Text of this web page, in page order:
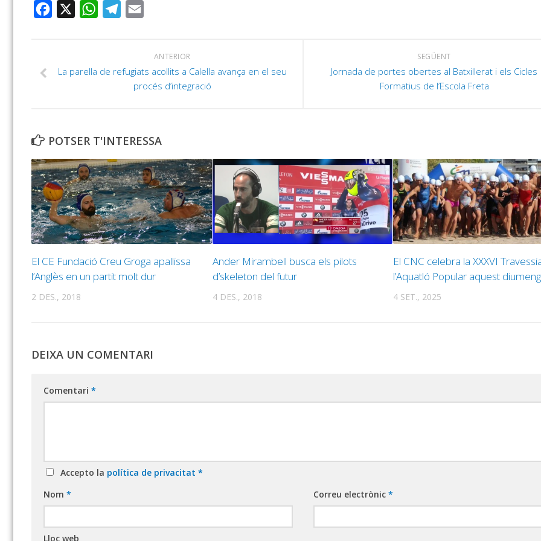
FACEBOOK WHATSAPPTELEGRAM
SEGÜENT
Jornada de portes obertes al Batxillerat i els Cicles
Formatius de l’Escola Freta
ANTERIOR
La parella de refugiats acollits a Calella avança en el seu
procés d’integració
POTSER T'INTERESSA
El CE Fundació Creu Groga apallissa
l’Anglès en un partit molt dur
2 DES., 2018
Ander Mirambell busca els pilots
d’skeleton del futur
4 DES., 2018
El CNC celebra la XXXVI
l’Aquatló Popular aquest
4 SET., 2025
DEIXA UN COMENTARI
Comentari *
Accepto la política de privacitat *
Nom * Correu electrònic*
Lloc web